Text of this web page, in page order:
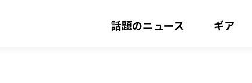
話題のニュース ギア